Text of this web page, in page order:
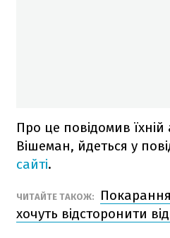
Про це повідомив їхній
Вішеман, йдеться у
сайті.
ЧИТАЙТЕ ТАКОЖ:
хочуть відсторонити